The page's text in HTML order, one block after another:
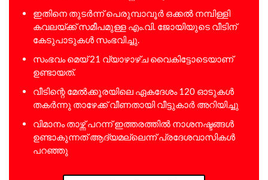
ഇതിനെ തുടർന്ന് പെരുമ്പാവൂർ ഒക്കൽ നമ്പിള്ളി
കവലയ്ക്ക് സമീപമുള്ള എം.വി. ജോയിയുടെ വീടിന്
കേടുപാടുകൾ സംഭവിച്ചു.
സംഭവം മെയ് 21 വ്യാഴാഴ്ച വൈകിട്ടോടെയാണ്
ഉണ്ടായത്.
വീടിന്റെ മേൽക്കൂരയിലെ ഏകദേശം 120 ഓടുകൾ
തകർന്നു താഴേക്ക് വീണതായി വീട്ടുകാർ അറിയിച്ചു
വിമാനം താഴ്ന്ന് പറന്ന് ഇത്തരത്തിൽ നാശനഷ്ടങ്ങൾ
ഉണ്ടാകുന്നത് ആദ്യമല്ലെന്ന് പ്രദേശവാസികൾ
പറഞ്ഞു